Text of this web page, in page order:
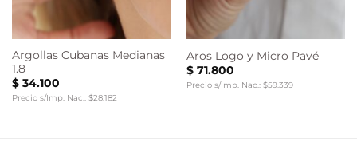
Argollas Cubanas Medianas
1.8
$34.100
Precio s/Imp. Nac.: $28.182
Aros Logo y Micro Pavé
$71.800
Precio s/Imp. Nac.: $59.339